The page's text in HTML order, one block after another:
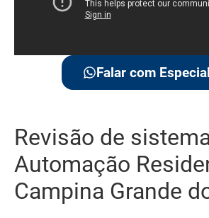
Falar com
Revisão de
Automação
Campina Grande